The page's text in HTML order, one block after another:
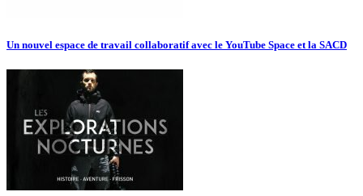
Un nouvel espace de travail collaboratif avec le YouTube Space et la SACD